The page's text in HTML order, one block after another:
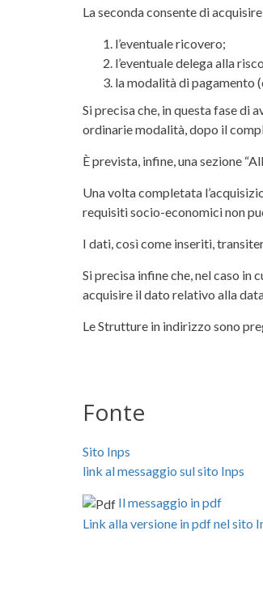
La seconda consente di
l’eventuale ricovero;
l’eventuale delega alla
la modalità di pagamento
Si precisa che, in questa fase di
ordinarie modalità, dopo il
È prevista, infine, una sezione
Una volta completata
requisiti socio-economici non
I dati, così come inseriti,
Si precisa infine che, nel caso
acquisire il dato relativo alla
Le Strutture in indirizzo sono
Fonte
Sito Inps
link al messaggio sul sito Inps
Il messaggio in pdf
Link alla versione in pdf nel sito